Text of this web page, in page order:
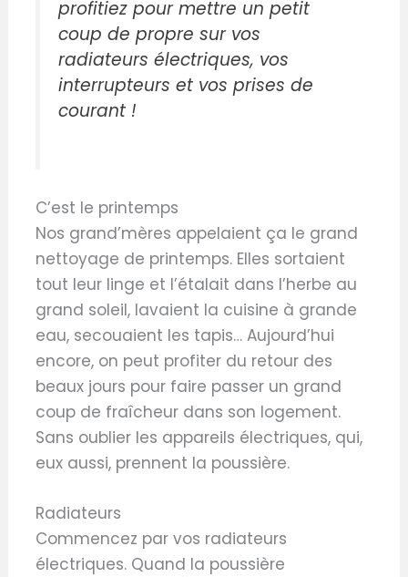
profitiez pour mettre un petit
coup de propre sur vos
radiateurs électriques, vos
interrupteurs et vos prises de
courant !
C’est le printemps
Nos grand’mères appelaient ça le grand
nettoyage de printemps. Elles sortaient
tout leur linge et l’étalait dans l’herbe au
grand soleil, lavaient la cuisine à grande
eau, secouaient les tapis… Aujourd’hui
encore, on peut profiter du retour des
beaux jours pour faire passer un grand
coup de fraîcheur dans son logement.
Sans oublier les appareils électriques, qui,
eux aussi, prennent la poussière.
Radiateurs
Commencez par vos radiateurs
électriques. Quand la poussière